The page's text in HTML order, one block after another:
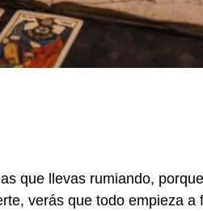
que llevas rumiando,
verás que todo empieza a